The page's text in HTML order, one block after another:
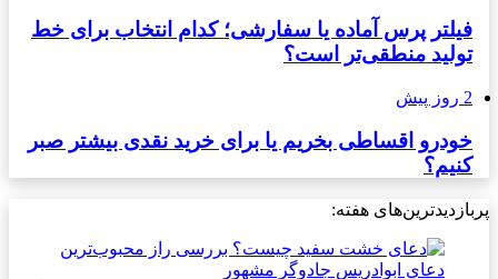
فیلتر پرس آماده یا سفارشی؛ کدام انتخاب برای خط
تولید منطقی‌تر است؟
2 روز پیش
خودرو اقساطی بخریم یا برای خرید نقدی بیشتر صبر
کنیم؟
پربازدیدترین‌های هفته: